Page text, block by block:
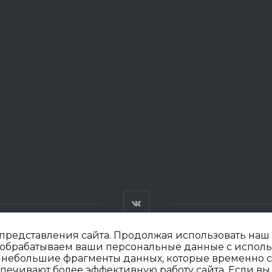
сайта. Продолжая использовать наш
ваши персональные данные с
фрагменты данных, которые временно